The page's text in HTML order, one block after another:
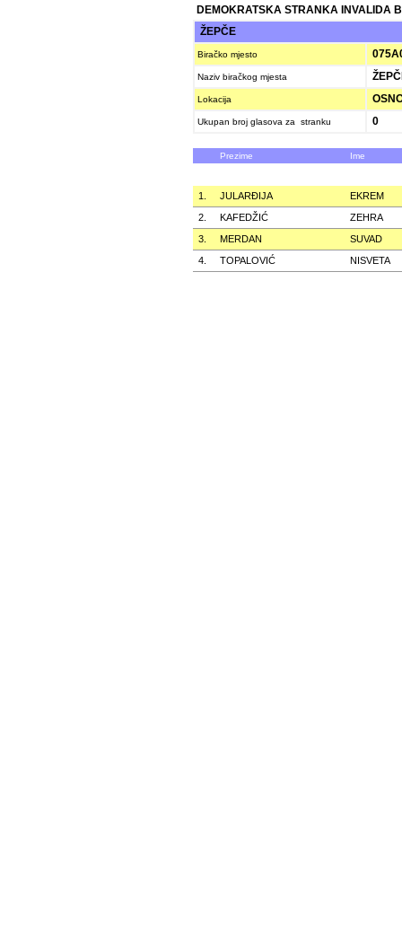
DEMOKRATSKA STRANKA INVALIDA
ŽEPČE
Biračko mjesto
Naziv biračkog mjesta
Lokacija
Ukupan broj glasova za stranku 0
Prezime Ime
1. JULARÐIJA
EKREM
2.
KAFEDŽIĆ
ZEHRA
3.
MERDAN
SUVAD
4.
TOPALOVIĆ NISVETA